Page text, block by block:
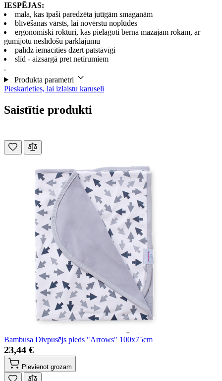
IESPĒJAS:
mala, kas īpaši paredzēta jutīgām smaganām
blīvēšanas vārsts, lai novērstu noplūdes
ergonomiski rokturi, kas pielāgoti bērna mazajām rokām, ar
gumijotu neslīdošu pārklājumu
palīdz iemācīties dzert patstāvīgi
slīd - aizsargā pret netīrumiem
.
Produkta parametri
Pieskarieties, lai izlaistu karuseli
Saistītie produkti
Bambusa Divpusējs pleds "Arrows" 100x75cm
23,44 €
Pievienot grozam